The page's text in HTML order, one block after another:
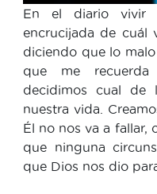
En el diario vivir
encrucijada de cuál
diciendo que lo
que me recuerda
decidimos cual
nuestra vida.
Él no nos va a fallar,
que ninguna
que Dios nos dio